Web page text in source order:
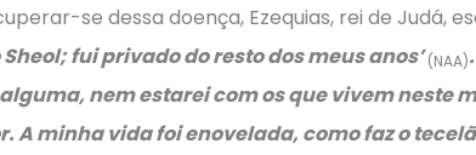
se dessa doença, Ezequias, rei de Judá,
fui privado do resto dos meus anos’(NAA).
nem estarei com os que vivem neste
A minha vida foi enovelada, como faz o